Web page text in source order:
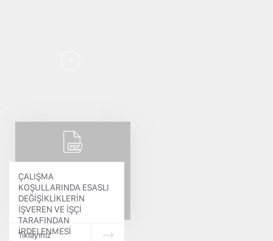
ÇALIŞMA
KOŞULLARINDA ESASLI
DEĞİŞİKLİKLERİN
İŞVEREN VE İŞÇİ
TARAFINDAN
İRDELENMESİ
Tıklayınız